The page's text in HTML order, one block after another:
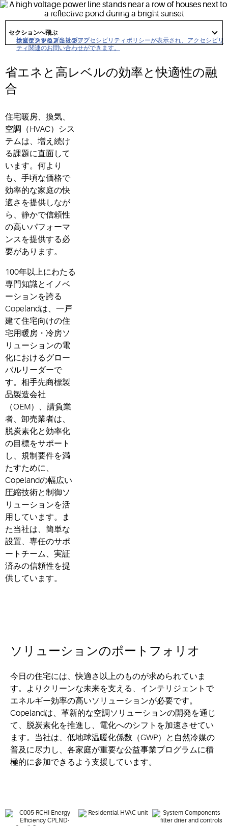
クリックすると当社のアクセシビリティポリシーが表示され、アクセシビリ
ティ関連のお問い合わせができます。
ナビゲーションにスキップ
コンテンツにスキップ
検索にスキップ
率、そして高い信頼性を提供することで信頼を得ていま
す。
to
section
セクションへ飛ぶ
省エネと高レベルの効率と快適性の融
合
住宅暖房、換気、
空調（HVAC）シス
テムは、増え続け
る課題に直面して
います。何より
も、手頃な価格で
効率的な家庭の快
適さを提供しなが
ら、静かで信頼性
の高いパフォーマ
ンスを提供する必
要があります。
100年以上にわたる
専門知識とイノベ
ーションを誇る
Copelandは、一戸
建て住宅向けの住
宅用暖房・冷房ソ
リューションの電
化におけるグロー
バルリーダーで
す。相手先商標製
品製造会社
（OEM）、請負業
者、卸売業者は、
脱炭素化と効率化
の目標をサポート
し、規制要件を満
たすために、
Copelandの幅広い
圧縮技術と制御ソ
リューションを活
用しています。ま
た当社は、簡単な
設置、専任のサポ
ートチーム、実証
済みの信頼性を提
供しています。
ソリューションのポートフォリオ
今日の住宅には、快適さ以上のものが求められていま
す。よりクリーンな未来を支える、インテリジェントで
エネルギー効率の高いソリューションが必要です。
Copelandは、革新的な空調ソリューションの開発を通じ
て、脱炭素化を推進し、電化へのシフトを加速させてい
ます。当社は、低地球温暖化係数（GWP）と自然冷媒の
普及に尽力し、各家庭が重要な公益事業プログラムに積
極的に参加できるよう支援しています。